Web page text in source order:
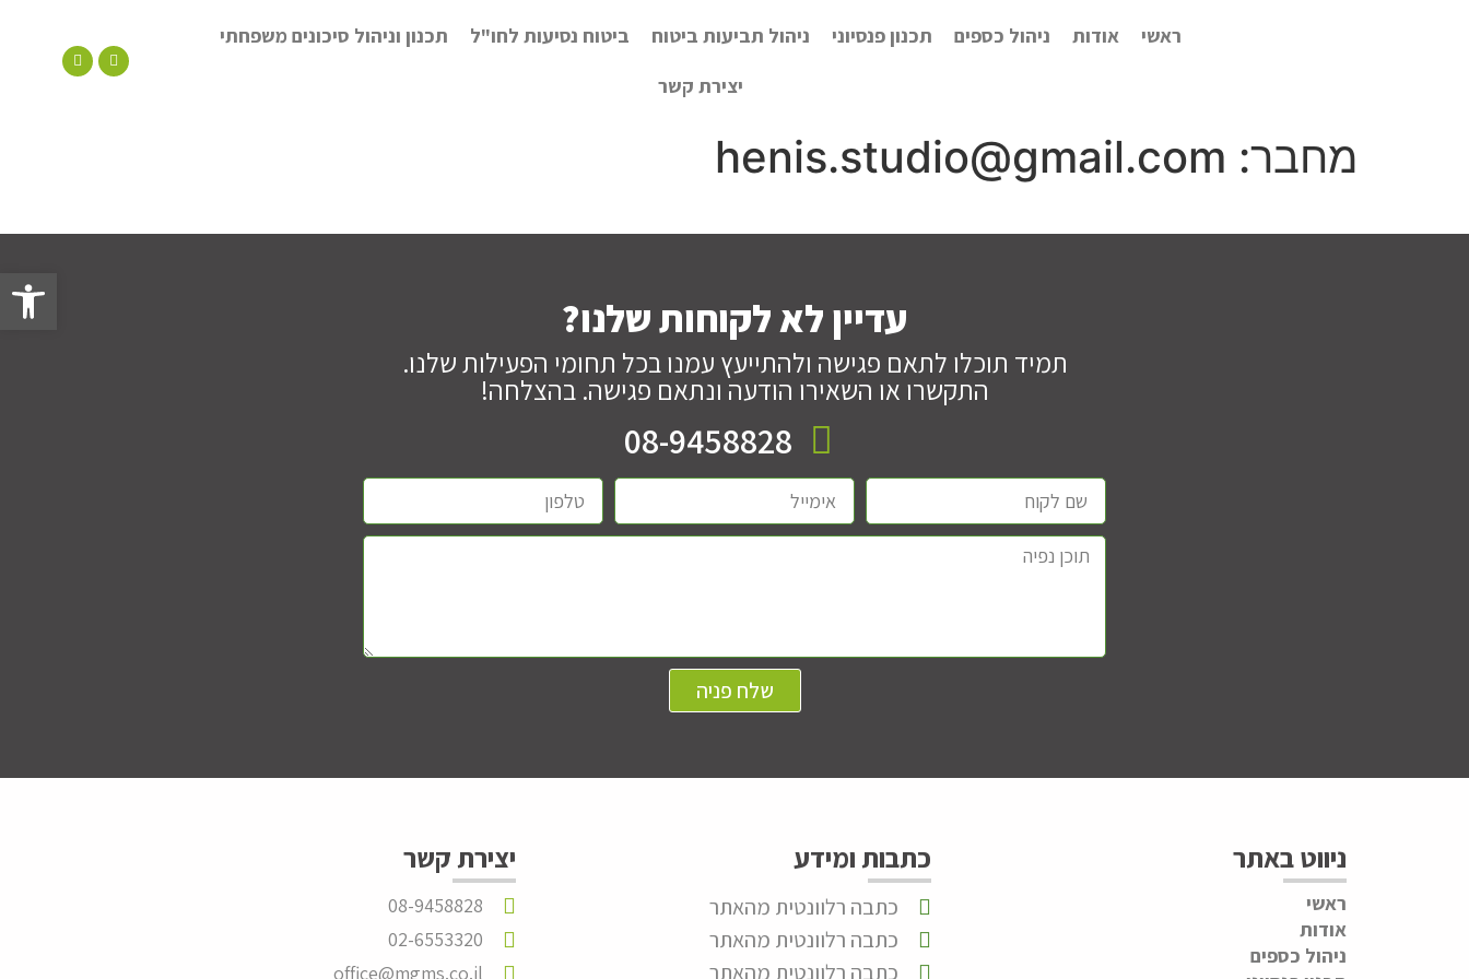
ראשי אודות ניהול כספים תכנון פנסיוני ניהול תביעות ביטוח ביטוח נסיעות לחו"ל
תכנון וניהול סיכונים משפחתי
יצירת קשר
מחבר: henis.studio@gmail.com
עדיין לא לקוחות שלנו?
תמיד תוכלו לתאם פגישה ולהתייעץ עמנו בכל תחומי הפעילות שלנו.
התקשרו או השאירו הודעה ונתאם פגישה. בהצלחה!
08-9458828
שלח פניה
ניווט באתר
ראשי
אודות
ניהול כספים
כתבות ומידע
כתבה רלוונטית מהאתר
כתבה רלוונטית מהאתר
כתבה רלוונטית מהאתר
יצירת קשר
08-9458828
02-6553320
office@mgms.co.il